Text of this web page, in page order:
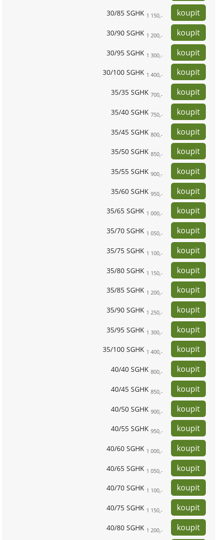
30/85 SGHK 1 150,-
30/90 SGHK 1 200,-
30/95 SGHK 1 300,-
30/100 SGHK 1 400,-
35/35 SGHK 700,-
35/40 SGHK 750,-
35/45 SGHK 800,-
35/50 SGHK 850,-
35/55 SGHK 900,-
35/60 SGHK 950,-
35/65 SGHK 1 000,-
35/70 SGHK 1 050,-
35/75 SGHK 1 100,-
35/80 SGHK 1 150,-
35/85 SGHK 1 200,-
35/90 SGHK 1 250,-
35/95 SGHK 1 300,-
35/100 SGHK 1 400,-
40/40 SGHK 800,-
40/45 SGHK 850,-
40/50 SGHK 900,-
40/55 SGHK 950,-
40/60 SGHK 1 000,-
40/65 SGHK 1 050,-
40/70 SGHK 1 100,-
40/75 SGHK 1 150,-
40/80 SGHK 1 200,-